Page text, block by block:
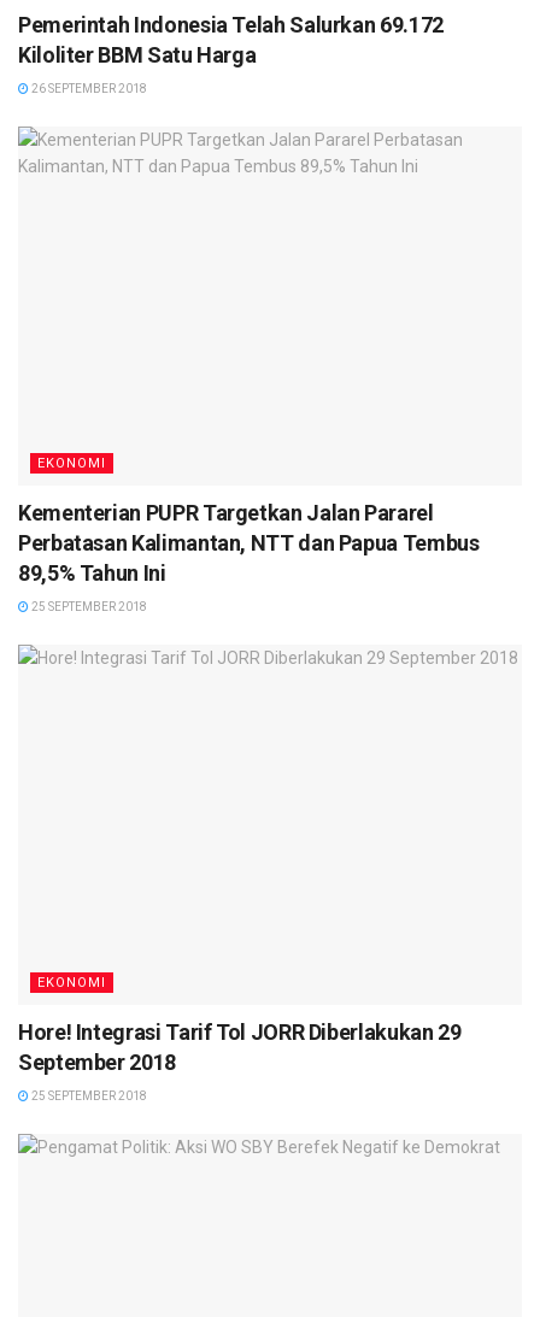
Pemerintah Indonesia Telah Salurkan 69.172
Kiloliter BBM Satu Harga
26 SEPTEMBER 2018
EKONOMI
Kementerian PUPR Targetkan Jalan Pararel
Perbatasan Kalimantan, NTT dan Papua Tembus
89,5% Tahun Ini
25 SEPTEMBER 2018
EKONOMI
Hore! Integrasi Tarif Tol JORR Diberlakukan 29
September 2018
25 SEPTEMBER 2018